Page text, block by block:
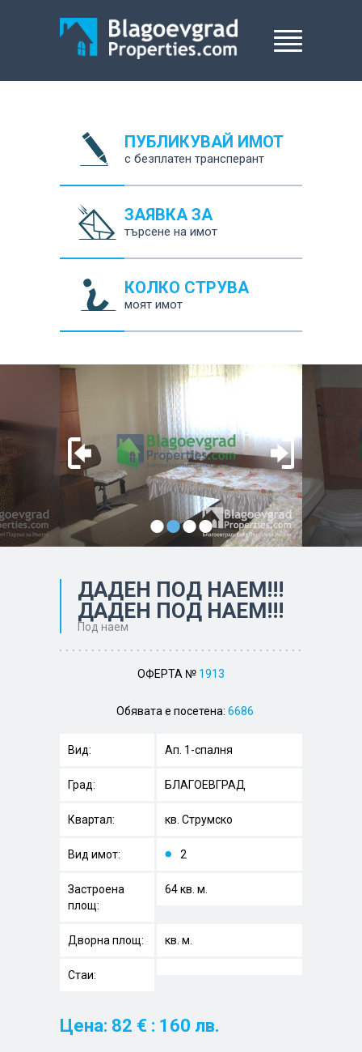
ПУБЛИКУВАЙ ИМОТ
с безплатен трансперант
ЗАЯВКА ЗА
търсене на имот
КОЛКО СТРУВА
моят имот
••••
ДАДЕН ПОД НАЕМ!!!
ДАДЕН ПОД НАЕМ!!!
Под наем
ОФЕРТА № 1913
Обявата е посетена: 6686
Вид: Ап. 1-спалня
Град: БЛАГОЕВГРАД
Квартал: кв. Струмско
Вид имот: 2
Застроена
площ:
64 кв. м.
Дворна площ: кв. м.
Стаи:
Цена: 82 € : 160 лв.